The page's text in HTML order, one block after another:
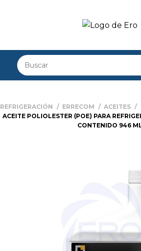
REFRIGERACIÓN ERRECOM
ACEITES
ACEITE POLIOLESTER (POE) PARA
CONTENIDO 946